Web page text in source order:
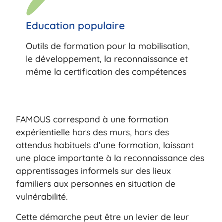
Education populaire
Outils de formation pour la mobilisation,
le développement, la reconnaissance et
même la certification des compétences
FAMOUS correspond à une formation
expérientielle hors des murs, hors des
attendus habituels d’une formation, laissant
une place importante à la reconnaissance des
apprentissages informels sur des lieux
familiers aux personnes en situation de
vulnérabilité.
Cette démarche peut être un levier de leur